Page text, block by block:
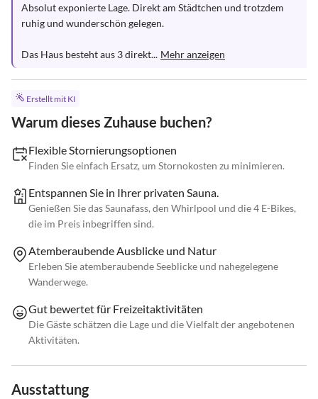
Absolut exponierte Lage. Direkt am Städtchen und trotzdem
ruhig und wunderschön gelegen.
Das Haus besteht aus 3 direkt... Mehr anzeigen
Erstellt mit KI
Warum dieses Zuhause buchen?
Flexible Stornierungsoptionen
Finden Sie einfach Ersatz, um Stornokosten zu minimieren.
Entspannen Sie in Ihrer privaten Sauna.
Genießen Sie das Saunafass, den Whirlpool und die 4 E-Bikes,
die im Preis inbegriffen sind.
Atemberaubende Ausblicke und Natur
Erleben Sie atemberaubende Seeblicke und nahegelegene
Wanderwege.
Gut bewertet für Freizeitaktivitäten
Die Gäste schätzen die Lage und die Vielfalt der angebotenen
Aktivitäten.
Ausstattung